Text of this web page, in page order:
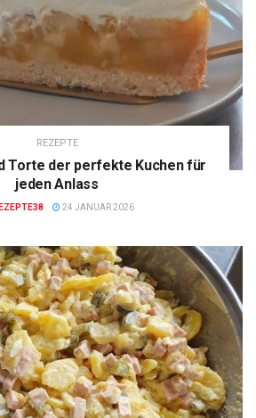
REZEPTE
Torte der perfekte Kuchen für
jeden Anlass
24 JANUAR 2026